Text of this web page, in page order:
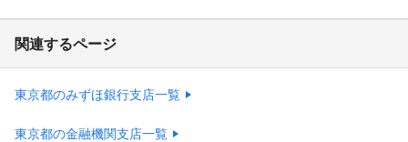
関連するページ
東京都のみずほ銀行支店一覧
東京都の金融機関支店一覧